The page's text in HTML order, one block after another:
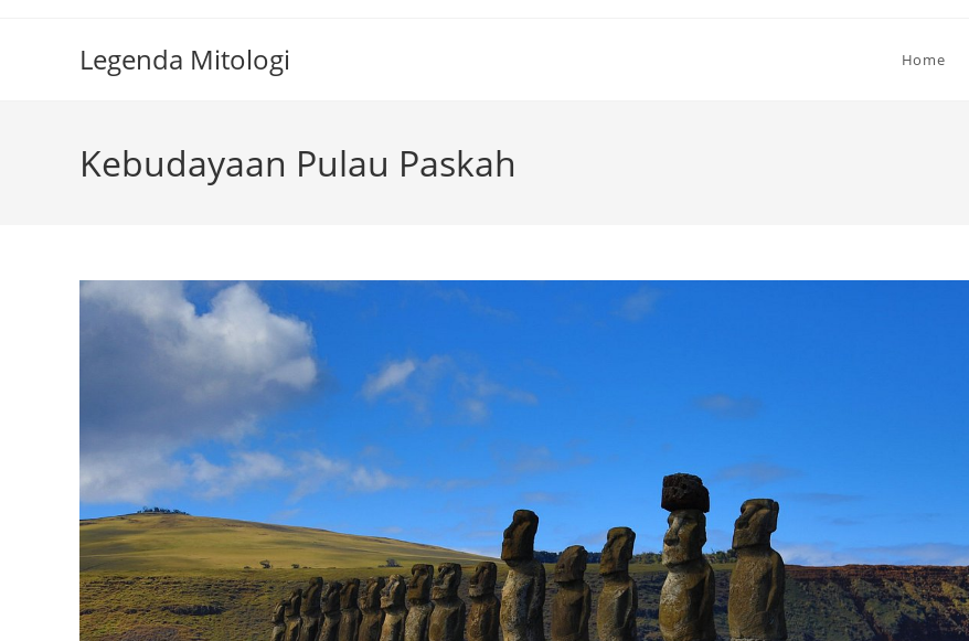
Legenda Mitologi Home
Kebudayaan Pulau Paskah